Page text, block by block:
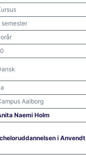
semester
Aalborg
Naemi Holm
i Anvendt